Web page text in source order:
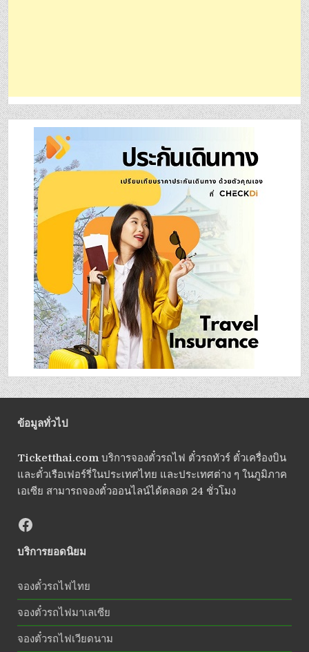
ข้อมูลทั่วไป
Ticketthai.comบริการจองตั๋วรถไฟ ตั๋วรถทัวร์ ตั๋วเครื่องบิน
และตั๋วเรือเฟอร์รี่ในประเทศไทย และประเทศต่าง ๆ ในภูมิภาค
เอเซีย สามารถจองตั๋วออนไลน์ได้ตลอด 24 ชั่วโมง
บริการยอดนิยม
จองตั๋วรถไฟไทย
จองตั๋วรถไฟมาเลเซีย
จองตั๋วรถไฟเวียดนาม